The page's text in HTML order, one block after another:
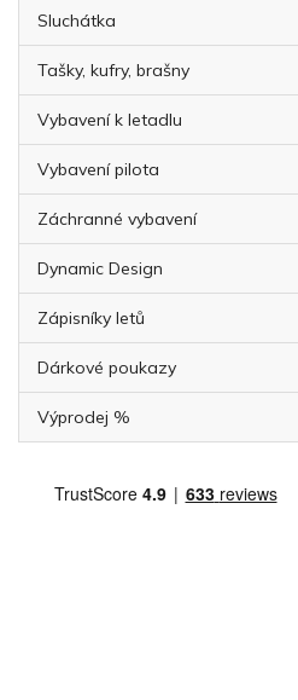
Sluchátka
Tašky, kufry, brašny
Vybavení k letadlu
Vybavení pilota
Záchranné vybavení
Dynamic Design
Zápisníky letů
Dárkové poukazy
Výprodej %